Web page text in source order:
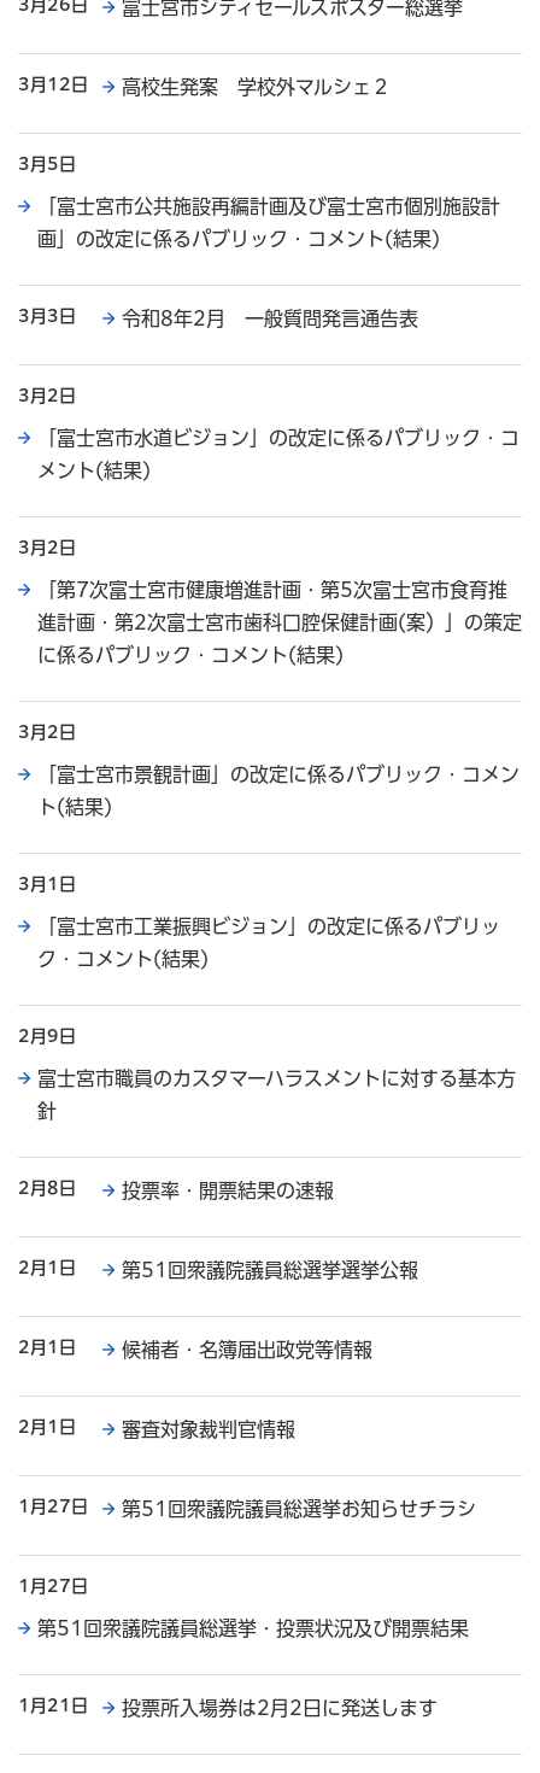
3月26日 富士宮市シティセールスポスター総選挙
3月12日 高校生発案 学校外マルシェ２
3月5日
「富士宮市公共施設再編計画及び富士宮市個別施設計
画」の改定に係るパブリック・コメント(結果)
3月3日 令和8年2月 一般質問発言通告表
3月2日
「富士宮市水道ビジョン」の改定に係るパブリック・コ
メント(結果)
3月2日
「第7次富士宮市健康増進計画・第5次富士宮市食育推
進計画・第2次富士宮市歯科口腔保健計画(案）」の策定
に係るパブリック・コメント(結果)
3月2日
「富士宮市景観計画」の改定に係るパブリック・コメン
ト(結果)
3月1日
「富士宮市工業振興ビジョン」の改定に係るパブリッ
ク・コメント(結果)
2月9日
富士宮市職員のカスタマーハラスメントに対する基本方
針
2月8日 投票率・開票結果の速報
2月1日 第51回衆議院議員総選挙選挙公報
2月1日 候補者・名簿届出政党等情報
2月1日 審査対象裁判官情報
1月27日 第51回衆議院議員総選挙お知らせチラシ
1月27日
第51回衆議院議員総選挙・投票状況及び開票結果
1月21日 投票所入場券は2月2日に発送します